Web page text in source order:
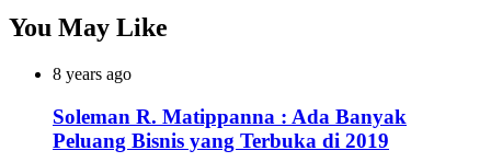
You May Like
8 years ago
Soleman R. Matippanna : Ada Banyak
Peluang Bisnis yang Terbuka di 2019